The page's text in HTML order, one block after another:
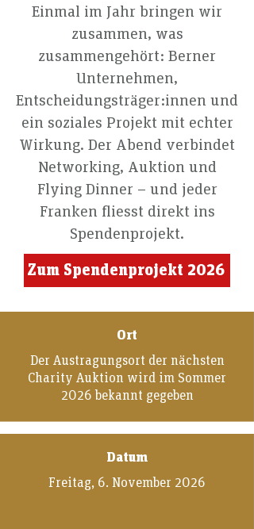
​Einmal im Jahr bringen wir
zusammen, was
zusammengehört: Berner
Unternehmen,
Entscheidungsträger:innen und
ein soziales Projekt mit echter
Wirkung. Der Abend verbindet
Networking, Auktion und
Flying Dinner – und jeder
Franken fliesst direkt ins
Spendenprojekt.
Zum Spendenprojekt 2026
Ort
Der Austragungsort der nächsten
Charity Auktion wird im Sommer
2026 bekannt gegeben
Datum
Freitag, 6. November 2026